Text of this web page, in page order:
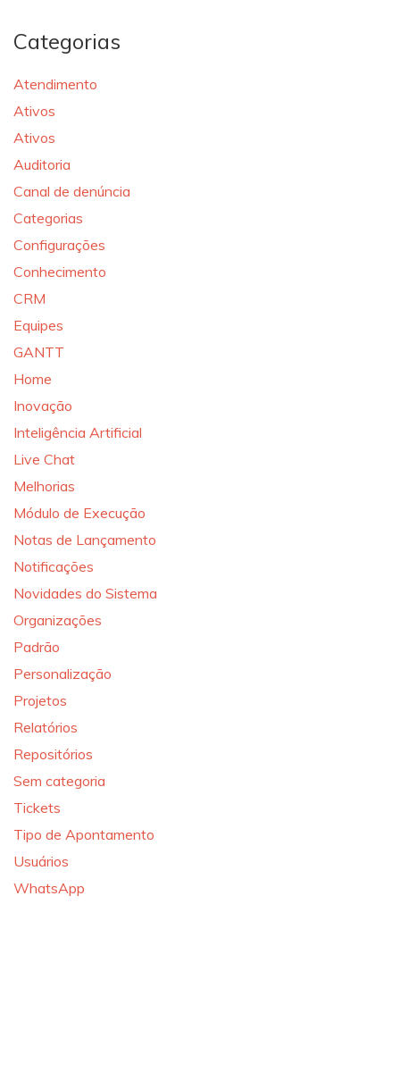
Categorias
Atendimento
Ativos
Ativos
Auditoria
Canal de denúncia
Categorias
Configurações
Conhecimento
CRM
Equipes
GANTT
Home
Inovação
Inteligência Artificial
Live Chat
Melhorias
Módulo de Execução
Notas de Lançamento
Notificações
Novidades do Sistema
Organizações
Padrão
Personalização
Projetos
Relatórios
Repositórios
Sem categoria
Tickets
Tipo de Apontamento
Usuários
WhatsApp